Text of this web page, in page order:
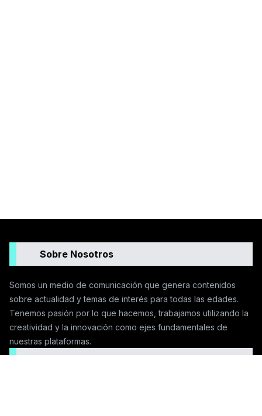
Sobre Nosotros
Somos un medio de comunicación que genera contenidos
sobre actualidad y temas de interés para todas las edades.
Tenemos pasión por lo que hacemos, trabajamos utilizando la
creatividad y la innovación como ejes fundamentales de
nuestras plataformas.